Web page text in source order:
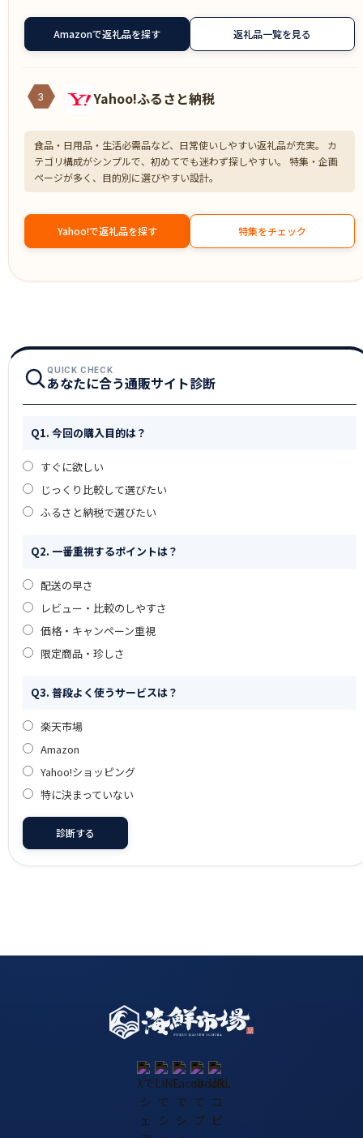
Amazonで返礼品を探す 返礼品一覧を見る
3 Yahoo!ふるさと納税
食品・日用品・生活必需品など、日常使いしやすい返礼品が充実。 カ
テゴリ構成がシンプルで、初めてでも迷わず探しやすい。 特集・企画
ページが多く、目的別に選びやすい設計。
Yahoo!で返礼品を探す 特集をチェック
QUICK CHECK
あなたに合う通販サイト診断
Q1. 今回の購入目的は？
すぐに欲しい
じっくり比較して選びたい
ふるさと納税で選びたい
Q2. 一番重視するポイントは？
配送の早さ
レビュー・比較のしやすさ
価格・キャンペーン重視
限定商品・珍しさ
Q3. 普段よく使うサービスは？
楽天市場
Amazon
Yahoo!ショッピング
特に決まっていない
診断する